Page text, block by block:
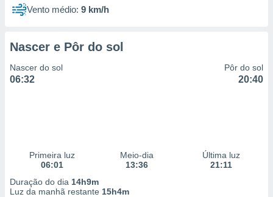
Vento médio: 9 km/h
Nascer e Pôr do sol
Nascer do sol
06:32
Pôr do sol
20:40
Primeira luz
06:01
Meio-dia
13:36
Última luz
21:11
Duração do dia 14h9m
Luz da manhã restante 15h4m